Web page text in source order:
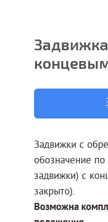
Задвижки с
обозначение
задвижки) с
закрыто).
Возможна